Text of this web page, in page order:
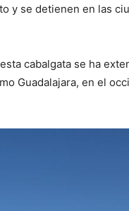
y se detienen en las
cabalgata se ha
Guadalajara, en el